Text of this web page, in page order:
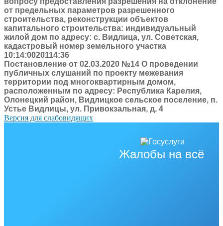
от предельных параметров разрешенного
строительства, реконструкции объектов
капитального строительства: индивидуальный
жилой дом по адресу: с. Видлица, ул. Советская,
кадастровый номер земельного участка
10:14:0020114:36
Постановление от 02.03.2020 №14 О проведении
публичных слушаний по проекту межевания
территории под многоквартирным домом,
расположенным по адресу: Республика Карелия,
Олонецкий район, Видлицкое сельское поселение, п.
Устье Видлицы, ул. Привокзальная, д. 4
Версия для слабовидящих
Жалобы на всё